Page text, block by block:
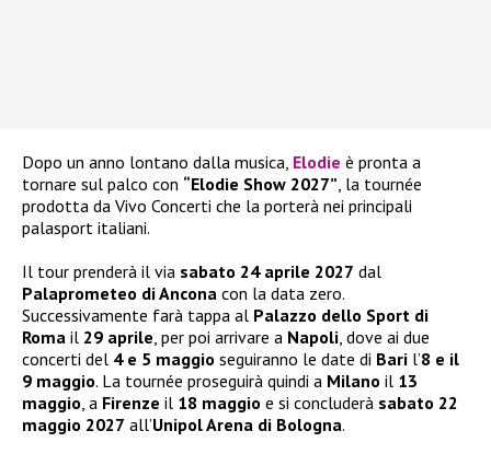
Dopo un anno lontano dalla musica, Elodie è pronta a
tornare sul palco con “Elodie Show 2027” , la tournée
prodotta da Vivo Concerti che la porterà nei principali
palasport italiani.
Il tour prenderà il via sabato 24 aprile 2027 dal
Palaprometeo di Ancona con la data zero.
Successivamente farà tappa al Palazzo dello Sport di
Roma il 29 aprile , per poi arrivare a Napoli , dove ai due
concerti del 4 e 5 maggio seguiranno le date di Bari l’8 e il
9 maggio. La tournée proseguirà quindi a Milano il 13
maggio , a Firenze il 18 maggio e si concluderà sabato 22
maggio 2027 all’Unipol Arena di Bologna.